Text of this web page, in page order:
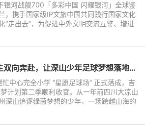
银河战舰700「多彩中国 闪耀银河」全球鉴
，携手国家级IP文旅中国共同践行国家文化
“走出去”，为促进中外文明交流互鉴、增进
吉利星愿与80万车主双向奔赴，让深山少年足球梦想落地生根
中心完全小学 “星愿足球场” 正式落成，吉
计划第二季顺利收官。从一年前四川大凉山
深山追逐绿茵梦想的少年，一场跨越山海的